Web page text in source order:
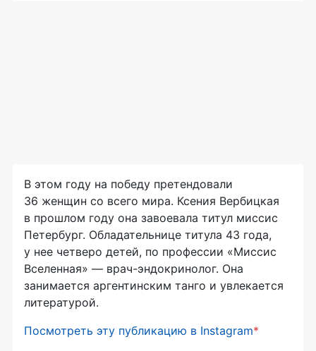
В этом году на победу претендовали
36 женщин со всего мира. Ксения Вербицкая
в прошлом году она завоевала титул миссис
Петербург. Обладательнице титула 43 года,
у нее четверо детей, по профессии «Миссис
Вселенная» — врач-эндокринолог. Она
занимается аргентинским танго и увлекается
литературой.
Посмотреть эту публикацию в Instagram*